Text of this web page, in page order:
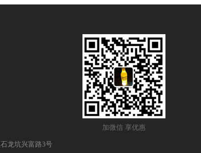
加微信 享优惠
龙坑兴富路3号